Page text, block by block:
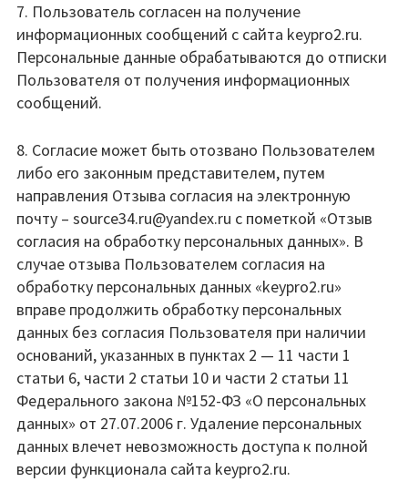
7. Пользователь согласен на получение
информационных сообщений с сайта keypro2.ru.
Персональные данные обрабатываются до отписки
Пользователя от получения информационных
сообщений.
8. Согласие может быть отозвано Пользователем
либо его законным представителем, путем
направления Отзыва согласия на электронную
почту – source34.ru@yandex.ru с пометкой «Отзыв
согласия на обработку персональных данных». В
случае отзыва Пользователем согласия на
обработку персональных данных «keypro2.ru»
вправе продолжить обработку персональных
данных без согласия Пользователя при наличии
оснований, указанных в пунктах 2 — 11 части 1
статьи 6, части 2 статьи 10 и части 2 статьи 11
Федерального закона №152-ФЗ «О персональных
данных» от 27.07.2006 г. Удаление персональных
данных влечет невозможность доступа к полной
версии функционала сайта keypro2.ru.